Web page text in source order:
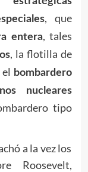
, que
entera, tales
, la flotilla de
bombardero
nucleares
tipo
a la vez los
Roosevelt,